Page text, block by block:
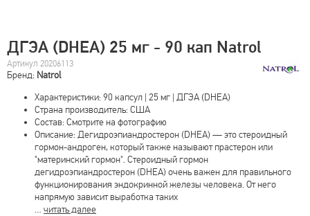
ДГЭА (DHEA) 25 мг - 90 кап Natrol
Артикул 20206113
Бренд: Natrol
Характеристики: 90 капсул | 25 мг | ДГЭА (DHEA)
Страна производитель: США
Состав: Смотрите на фотографию
Описание: Дегидроэпиандростерон (DHEA) — это стероидный
гормон-андроген, который также называют прастерон или
"материнский гормон". Стероидный гормон
дегидроэпиандростерон (DHEA) очень важен для правильного
функционирования эндокринной железы человека. От него
напрямую зависит выработка таких
… читать далее